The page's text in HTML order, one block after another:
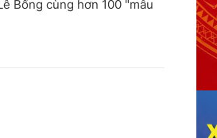
Bống cùng hơn 100 "mẫu